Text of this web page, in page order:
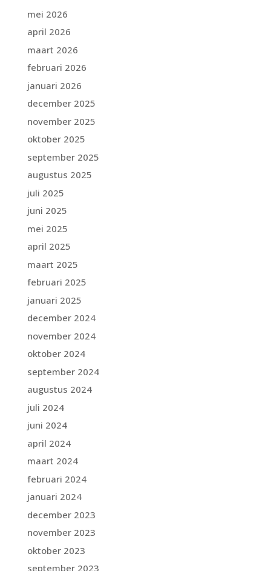
mei 2026
april 2026
maart 2026
februari 2026
januari 2026
december 2025
november 2025
oktober 2025
september 2025
augustus 2025
juli 2025
juni 2025
mei 2025
april 2025
maart 2025
februari 2025
januari 2025
december 2024
november 2024
oktober 2024
september 2024
augustus 2024
juli 2024
juni 2024
april 2024
maart 2024
februari 2024
januari 2024
december 2023
november 2023
oktober 2023
september 2023